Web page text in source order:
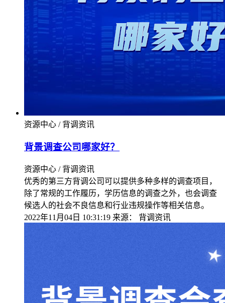
资源中心 / 背调资讯
背景调查公司哪家好？
资源中心 / 背调资讯
优秀的第三方背调公司可以提供多种多样的调查项目，
除了常规的工作履历，学历信息的调查之外，也会调查
候选人的社会不良信息和行业违规操作等相关信息。
2022年11月04日 10:31:19 来源： 背调资讯